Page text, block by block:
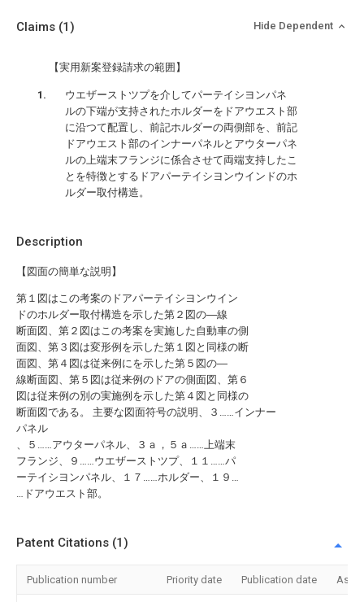
Description
【図面の簡単な説明】
第１図はこの考案のドアパーテイシヨンウイン
ドのホルダー取付構造を示した第２図の―線
断面図、第２図はこの考案を実施した自動車の側
面図、第３図は変形例を示した第１図と同様の断
面図、第４図は従来例にを示した第５図の―
線断面図、第５図は従来例のドアの側面図、第６
図は従来例の別の実施例を示した第４図と同様の
断面図である。 主要な図面符号の説明、３……インナー
パネル
、５……アウターパネル、３ａ，５ａ……上端末
フランジ、９……ウエザーストツプ、１１……パ
ーテイシヨンパネル、１７……ホルダー、１９…
…ドアウエスト部。
Claims (1) Hide Dependent
【実用新案登録請求の範囲】
ウエザーストツプを介してパーテイシヨンパネ
ルの下端が支持されたホルダーをドアウエスト部
に沿つて配置し、前記ホルダーの両側部を、前記
ドアウエスト部のインナーパネルとアウターパネ
ルの上端末フランジに係合させて両端支持したこ
とを特徴とするドアパーテイシヨンウインドのホ
ルダー取付構造。
Patent Citations (1)
Publication number Priority date Publication date